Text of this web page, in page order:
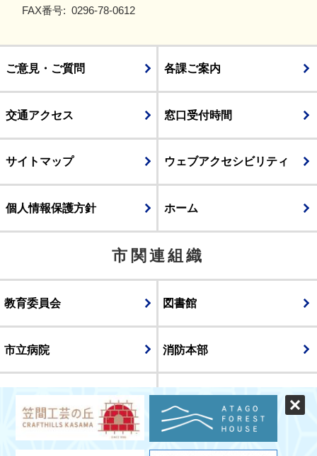
FAX番号: 0296-78-0612
ご意見・ご質問 各課ご案内
交通アクセス 窓口受付時間
サイトマップ ウェブアクセシビリティ
個人情報保護方針 ホーム
市関連組織
教育委員会 図書館
市立病院 消防本部
議会
表示 スマートフォン版 パソコン版